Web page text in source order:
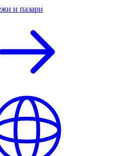
и пазари